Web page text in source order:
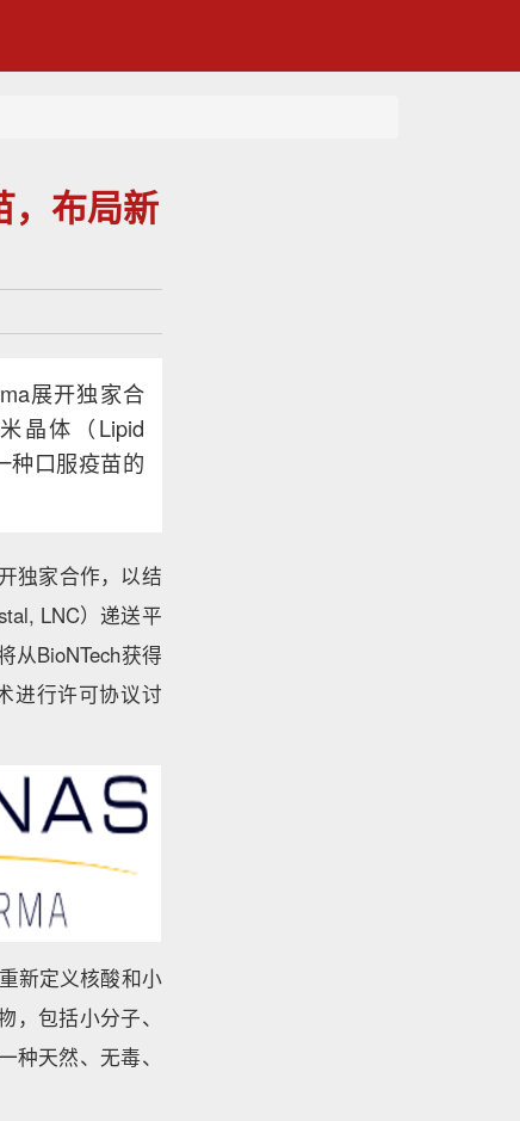
，布局新
展开独家合
晶体（Lipid
种口服疫苗的
独家合作，以结
LNC）递送平
从BioNTech获得
进行许可协议讨
新定义核酸和小
包括小分子、
天然、无毒、